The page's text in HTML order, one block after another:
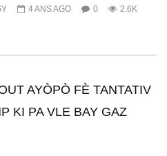
4 ANS AGO 0
2.6K
AYÒPÒ FÈ TANTATIV
KI PA VLE BAY GAZ